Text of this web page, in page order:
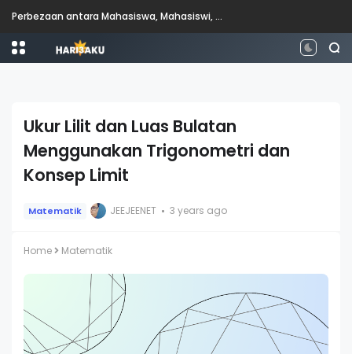
Perbezaan antara Mahasiswa, Mahasiswi, Graduan, Siswazah, Pascasiswazah, Doktor dan Pascakedoktoran
Ukur Lilit dan Luas Bulatan
Menggunakan Trigonometri dan
Konsep Limit
Matematik JEEJEENET 3 years ago
Home Matematik